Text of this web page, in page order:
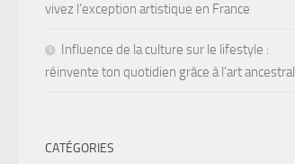
vivez l’exception artistique en France
Influence de la culture sur le lifestyle :
réinvente ton quotidien grâce à l’art ancestral
CATÉGORIES